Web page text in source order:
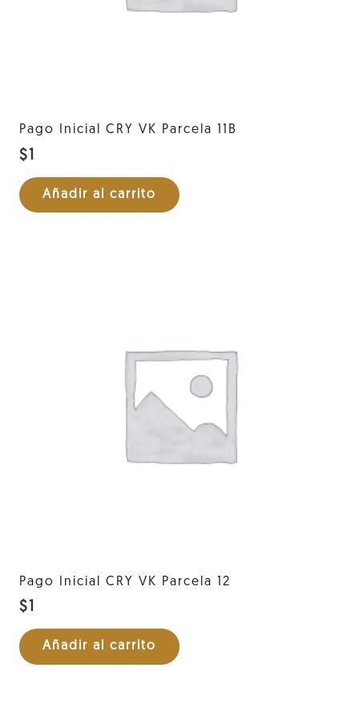
Pago Inicial CRY VK Parcela 11B
$1
Añadir al carrito
Pago Inicial CRY VK Parcela 12
$ 1
Añadir al carrito